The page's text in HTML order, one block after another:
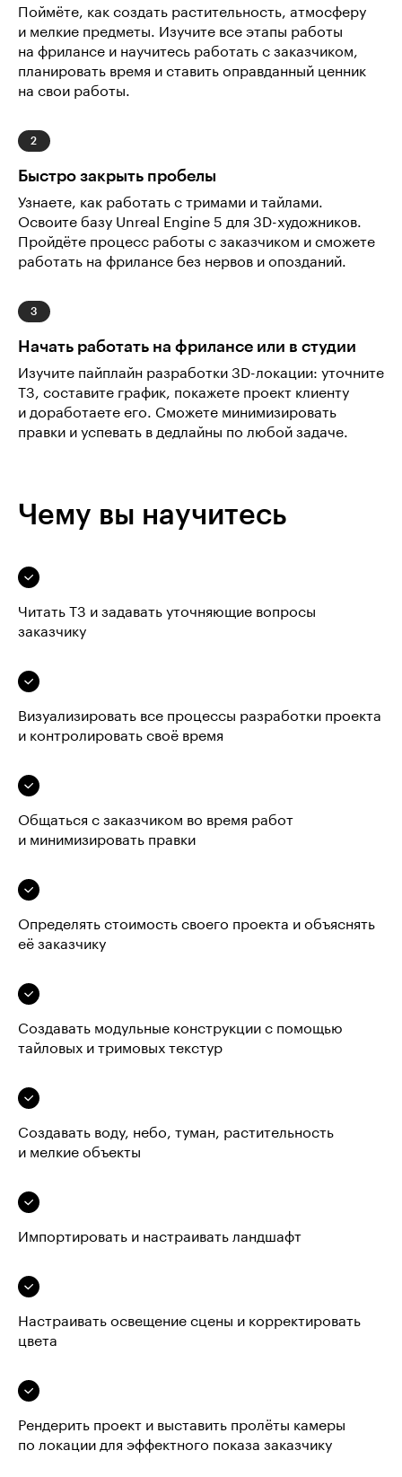
Поймёте, как создать растительность, атмосферу
и мелкие предметы. Изучите все этапы работы
на фрилансе и научитесь работать с заказчиком,
планировать время и ставить оправданный ценник
на свои работы.
Быстро закрыть пробелы
Узнаете, как работать с тримами и тайлами.
Освоите базу Unreal Engine 5 для 3D-художников.
Пройдёте процесс работы с заказчиком и сможете
работать на фрилансе без нервов и опозданий.
Начать работать на фрилансе или в студии
Изучите пайплайн разработки 3D-локации: уточните
ТЗ, составите график, покажете проект клиенту
и доработаете его. Сможете минимизировать
правки и успевать в дедлайны по любой задаче.
Чему вы научитесь
Читать ТЗ и задавать уточняющие вопросы
заказчику
Визуализировать все процессы разработки проекта
и контролировать своё время
Общаться с заказчиком во время работ
и минимизировать правки
Определять стоимость своего проекта и объяснять
её заказчику
Создавать модульные конструкции с помощью
тайловых и тримовых текстур
Создавать воду, небо, туман, растительность
и мелкие объекты
Импортировать и настраивать ландшафт
Настраивать освещение сцены и корректировать
цвета
Рендерить проект и выставить пролёты камеры
по локации для эффектного показа заказчику